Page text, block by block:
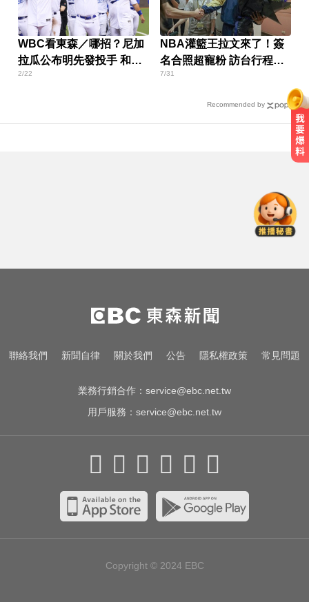
WBC看東森／哪招？尼加
拉瓜公布明先發投手 和下
午說的不同人
2/22
NBA灌籃王拉文來了！簽
名合照超寵粉 訪台行程一
次看
7/31
Recommended by
日網讚：比政府還快
女藝人遭經紀人「車內侵犯」 錄音
檔成鐵證
民進黨資深前輩辭世！前彰化市代
聯絡我們 新聞自律 關於我們 公告 隱私權政策 常見問題
業務行銷合作： service@ebc.net.tw
用戶服務： service@ebc.net.tw
Copyright © 2024 EBC